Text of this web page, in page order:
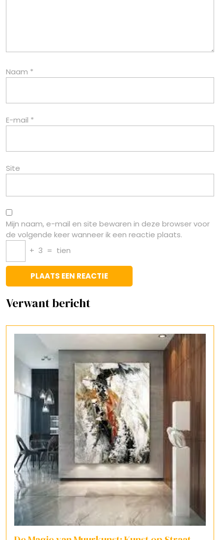
Naam *
E-mail *
Site
Mijn naam, e-mail en site bewaren in deze browser voor
de volgende keer wanneer ik een reactie plaats.
+ 3 = tien
Verwant bericht